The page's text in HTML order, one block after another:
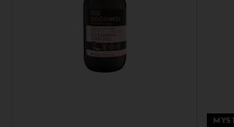
Klippoteket, vedelseep, käteseep,